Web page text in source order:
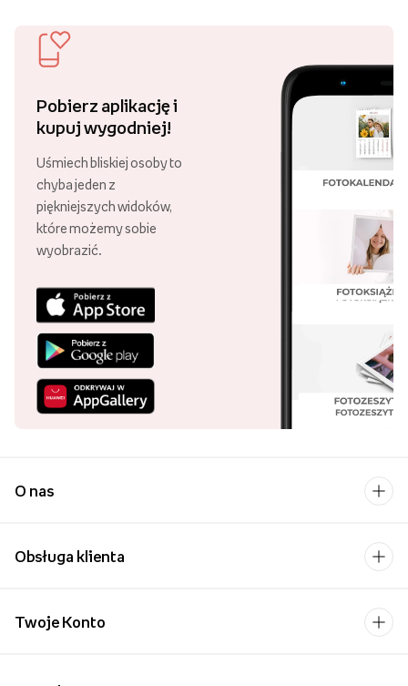
Pobierz aplikację i
kupuj wygodniej!
Uśmiech bliskiej osoby to
chyba jeden z
piękniejszych widoków,
które możemy sobie
wyobrazić.
O nas
Obsługa klienta
Twoje Konto